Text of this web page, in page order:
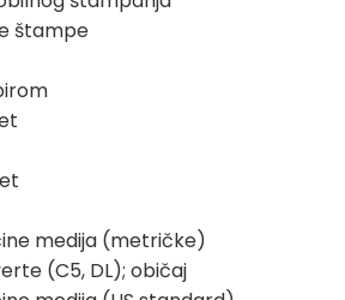
štampe
medija (metričke)
(C5, DL); običaj